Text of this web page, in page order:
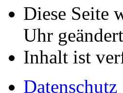
Diese Seite
Uhr
Inhalt ist
Datenschutz